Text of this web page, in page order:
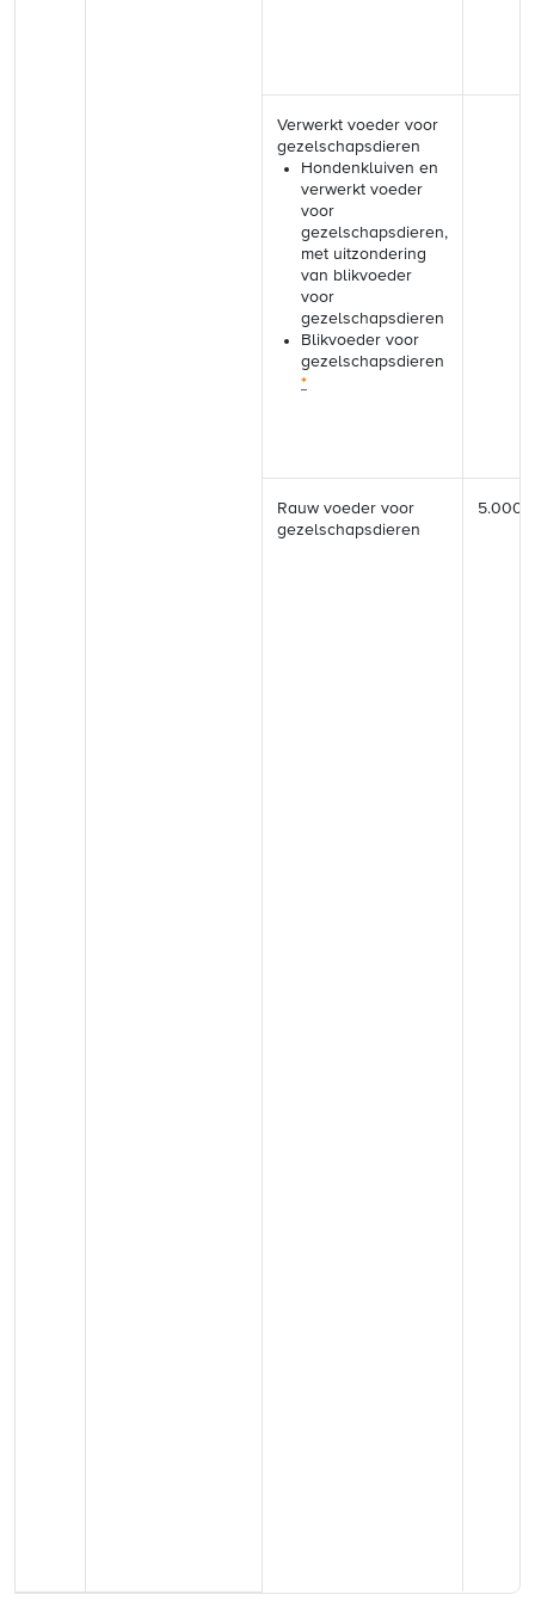
Verwerkt voeder voor
gezelschapsdieren
Hondenkluiven en
verwerkt voeder
voor
gezelschapsdieren,
met uitzondering
van blikvoeder
voor
gezelschapsdieren
Blikvoeder voor
gezelschapsdieren
*
Rauw voeder voor
gezelschapsdieren
5.000